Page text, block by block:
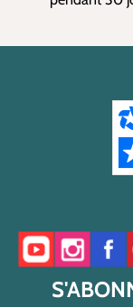
Accéder à notre
Accéder